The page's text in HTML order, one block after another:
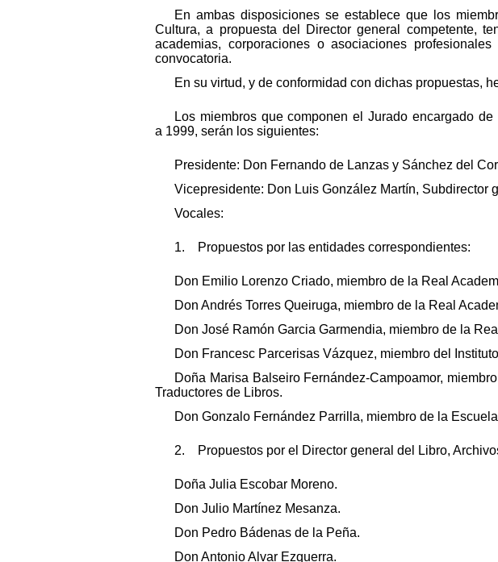
En ambas disposiciones se establece que los
Cultura, a propuesta del Director general competente,
academias, corporaciones o asociaciones
convocatoria.
En su virtud, y de conformidad con dichas propuestas,
Los miembros que componen el Jurado encargado
a 1999, serán los siguientes:
Presidente: Don Fernando de Lanzas y Sánchez del
Vicepresidente: Don Luis González Martín, Subdirector
Vocales:
1. Propuestos por las entidades correspondientes:
Don Emilio Lorenzo Criado, miembro de la Real
Don Andrés Torres Queiruga, miembro de la Real
Don José Ramón Garcia Garmendia, miembro de la
Don Francesc Parcerisas Vázquez, miembro del
Doña Marisa Balseiro Fernández-Campoamor,
Traductores de Libros.
Don Gonzalo Fernández Parrilla, miembro de la
2. Propuestos por el Director general del Libro,
Doña Julia Escobar Moreno.
Don Julio Martínez Mesanza.
Don Pedro Bádenas de la Peña.
Don Antonio Alvar Ezquerra.